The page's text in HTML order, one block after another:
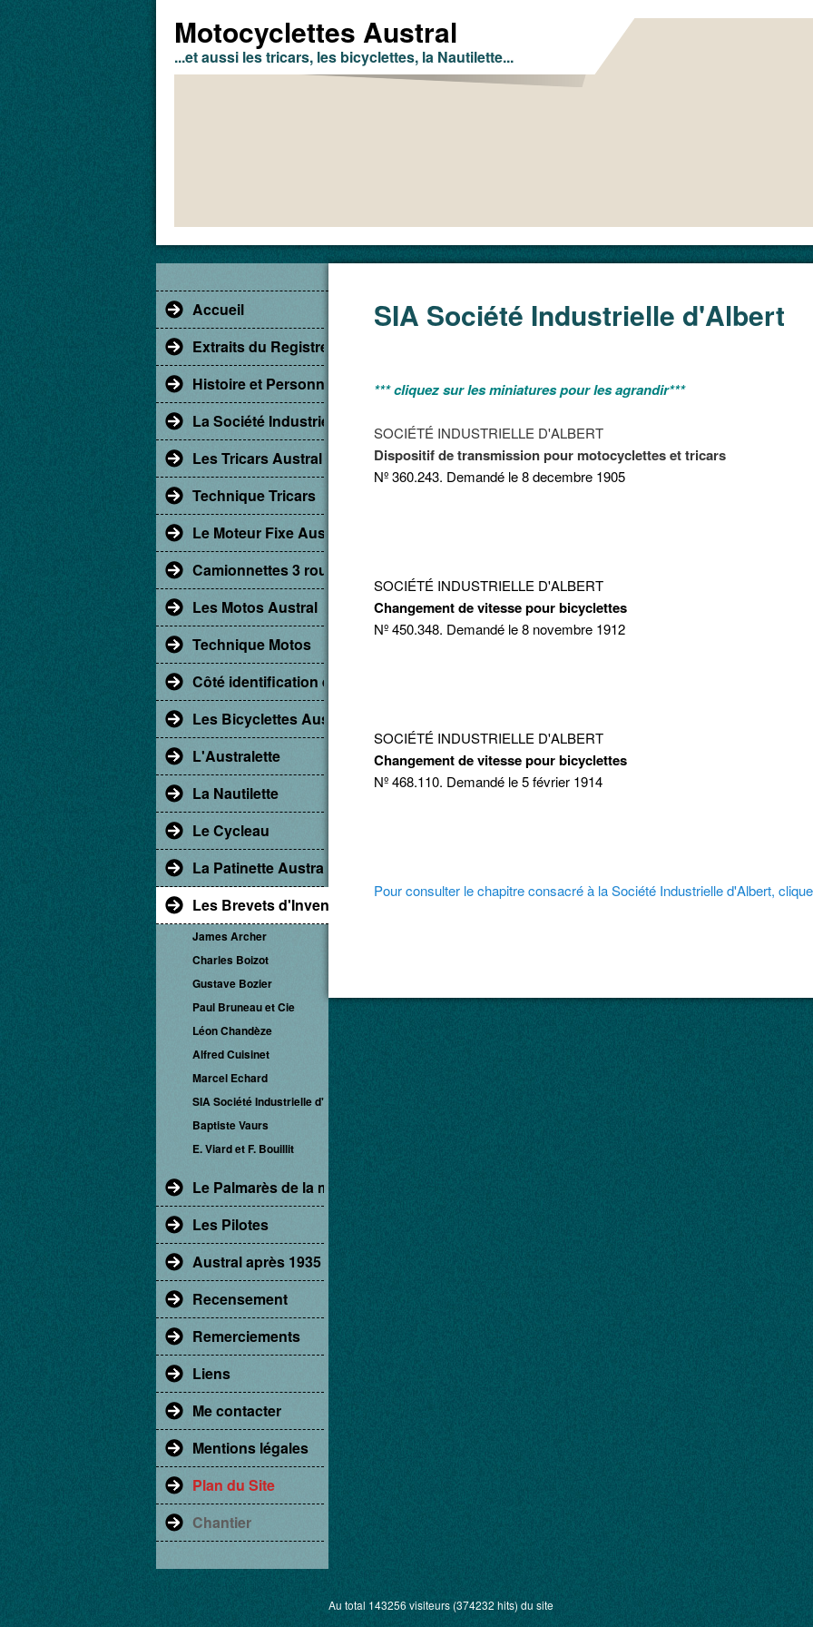
Motocyclettes Austral
...et aussi les tricars, les bicyclettes, la Nautilette...
Accueil
Extraits du Registre du Commerce
Histoire et Personnages
La Société Industrielle d'Albert
Les Tricars Austral
Technique Tricars
Le Moteur Fixe Austral
Camionnettes 3 roues
Les Motos Austral
Technique Motos
Côté identification et restauration. Remarques sur l'apparence des motos Austral.
Les Bicyclettes Austral
L'Australette
La Nautilette
Le Cycleau
La Patinette Austral
Les Brevets d'Invention
James Archer
Charles Boizot
Gustave Bozier
Paul Bruneau et Cie
Léon Chandèze
Alfred Cuisinet
Marcel Echard
SIA Société Industrielle d'Albert
Baptiste Vaurs
E. Viard et F. Bouillit
Le Palmarès de la marque Austral
Les Pilotes
Austral après 1935
Recensement
Remerciements
Liens
Me contacter
Mentions légales
Plan du Site
Chantier
SIA Société Industrielle d'Albert
*** cliquez sur les miniatures pour les agrandir***
SOCIÉTÉ INDUSTRIELLE D'ALBERT
Dispositif de transmission pour motocyclettes et tricars
Nº 360.243. Demandé le 8 decembre 1905
SOCIÉTÉ INDUSTRIELLE D'ALBERT
Changement de vitesse pour bicyclettes
Nº 450.348. Demandé le 8 novembre 1912
SOCIÉTÉ INDUSTRIELLE D'ALBERT
Changement de vitesse pour bicyclettes
Nº 468.110. Demandé le 5 février 1914
Pour consulter le chapitre consacré à la Société Industrielle d'Albert,
Au total 143256 visiteurs (374232 hits) du site